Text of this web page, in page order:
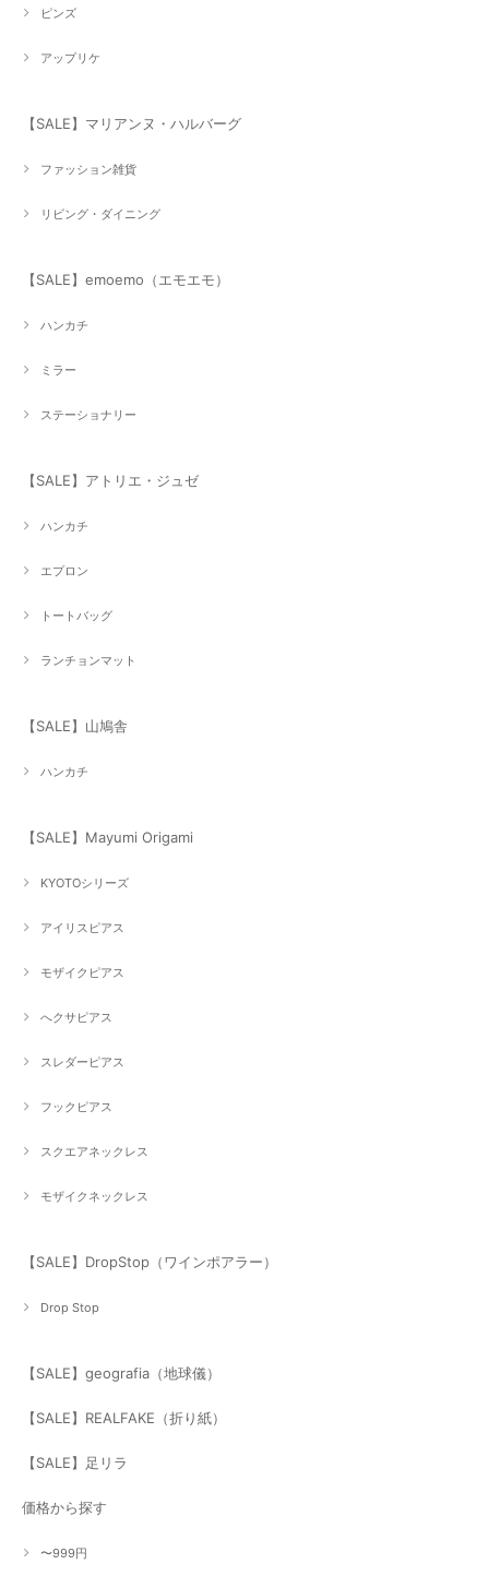
ピンズ
アップリケ
【SALE】マリアンヌ・ハルバーグ
ファッション雑貨
リビング・ダイニング
【SALE】emoemo（エモエモ）
ハンカチ
ミラー
ステーショナリー
【SALE】アトリエ・ジュゼ
ハンカチ
エプロン
トートバッグ
ランチョンマット
【SALE】山鳩舎
ハンカチ
【SALE】Mayumi Origami
KYOTOシリーズ
アイリスピアス
モザイクピアス
へクサピアス
スレダーピアス
フックピアス
スクエアネックレス
モザイクネックレス
【SALE】DropStop（ワインポアラー）
Drop Stop
【SALE】geografia（地球儀）
【SALE】REALFAKE（折り紙）
【SALE】足リラ
価格から探す
〜999円